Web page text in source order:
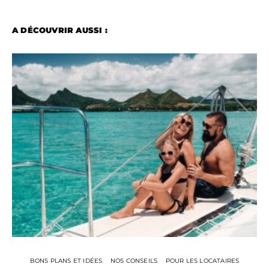
A DÉCOUVRIR AUSSI :
BONS PLANS ET IDÉES NOS CONSEILS POUR LES LOCATAIRES